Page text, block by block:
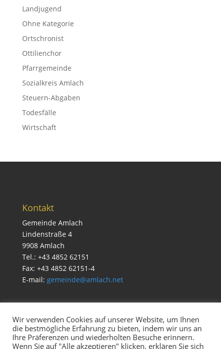
Landjugend
Ohne Kategorie
Ortschronist
Ottilienchor
Pfarrgemeinde
Sozialkreis Amlach
Steuern-Abgaben
Todesfälle
Wirtschaft
Kontakt
Gemeinde Amlach
Lindenstraße 4
9908 Amlach
Tel.: +43 4852 62151
Fax: +43 4852 62151-4
E-mail: gemeinde@amlach.net
Service
Impressum & Datenschutz
Wir verwenden Cookies auf unserer Website, um Ihnen
die bestmögliche Erfahrung zu bieten, indem wir uns an
Ihre Präferenzen und wiederholten Besuche erinnern.
Wenn Sie auf "Alle akzeptieren" klicken, erklären Sie sich